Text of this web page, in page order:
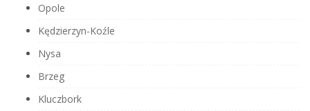
Opole
Kędzierzyn-Koźle
Nysa
Brzeg
Kluczbork